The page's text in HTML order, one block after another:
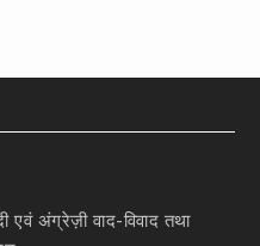
अंग्रेज़ी वाद-विवाद तथा